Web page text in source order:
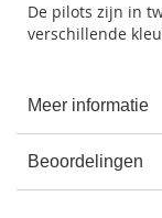
De pilots zijn in
verschillende
Meer informatie
Beoordelingen